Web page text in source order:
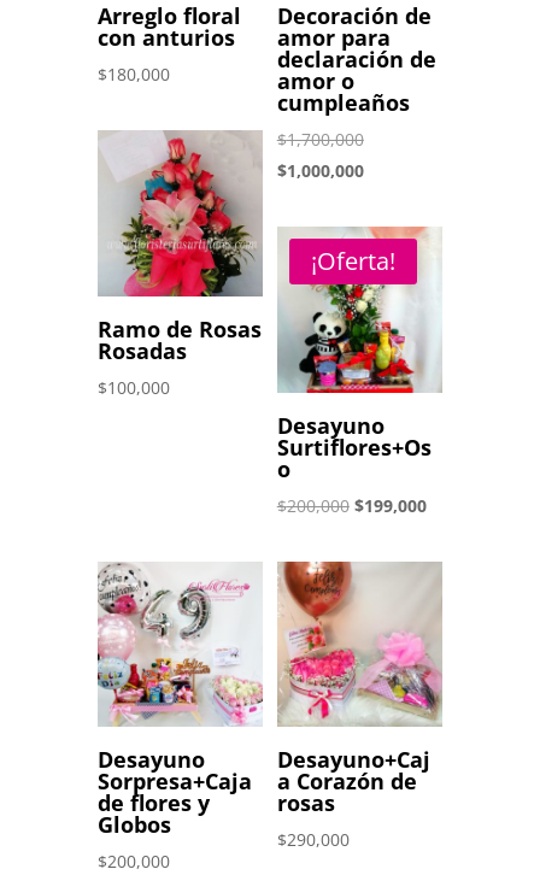
Arreglo floral
con anturios
$180,000
Decoración de
amor para
declaración de
amor o
cumpleaños
$1,700,000El
precio
era:
$1,700,000.
$1,000,000El
actual
es:
$1,000,000.
Ramo de Rosas
Rosadas
$100,000
¡Oferta!
Desayuno
Surtiflores+Os
o
$200,000 El
original
era:
$200,000.
$199,000El
actual
Desayuno
Sorpresa+Caja
de flores y
Globos
$200,000
Desayuno+Caj
a Corazón de
rosas
$290,000